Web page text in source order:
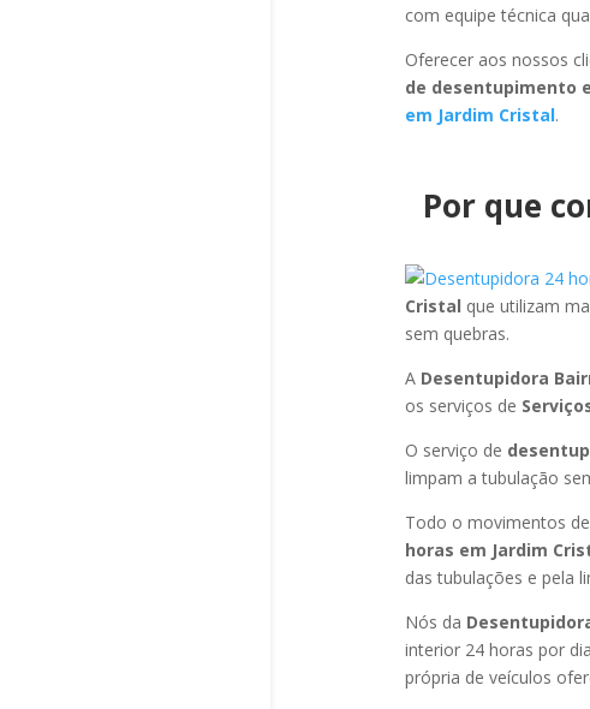
com equipe técnica
Oferecer aos nossos
de desentupimento
em Jardim Cristal.
Por que
Cristal que utilizam
sem quebras.
A Desentupidora
os serviços de
O serviço de
limpam a tubulação
Todo o movimentos
horas em Jardim
das tubulações e pela
Nós da
interior 24 horas por
própria de veículos